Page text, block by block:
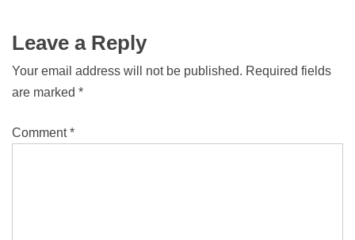
Leave a Reply
Your email address will not be published. Required fields
are marked *
Comment*